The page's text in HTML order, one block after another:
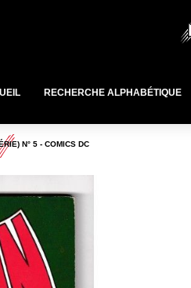
RECHERCHE ALPHABÉTIQUE
N° 5 - COMICS DC